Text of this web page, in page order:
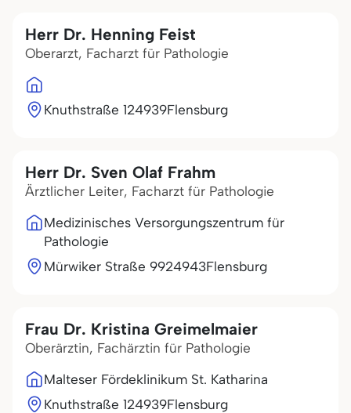
Herr Dr. Henning Feist
Oberarzt, Facharzt für Pathologie
Knuthstraße 124939Flensburg
Herr Dr. Sven Olaf Frahm
Ärztlicher Leiter, Facharzt für Pathologie
Medizinisches Versorgungszentrum für
Pathologie
Mürwiker Straße 9924943Flensburg
Frau Dr. Kristina Greimelmaier
Oberärztin, Fachärztin für Pathologie
Malteser Fördeklinikum St. Katharina
Knuthstraße 124939Flensburg